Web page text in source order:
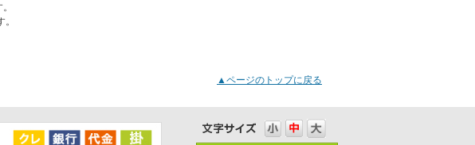
▲ページのトップに戻る